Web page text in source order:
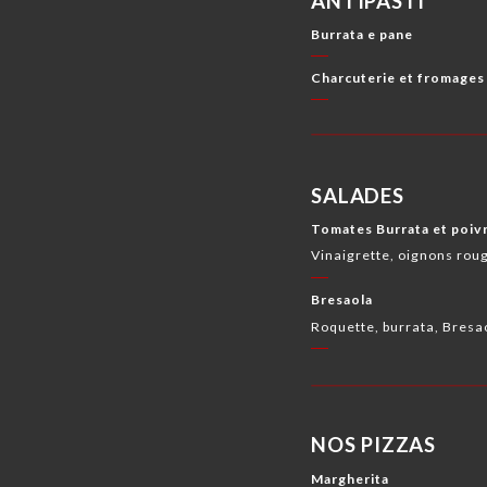
Burrata e pane
Charcuterie et fromages
SALADES
Tomates Burrata et
Vinaigrette, oignons
Bresaola
Roquette, burrata,
NOS PIZZAS
Margherita